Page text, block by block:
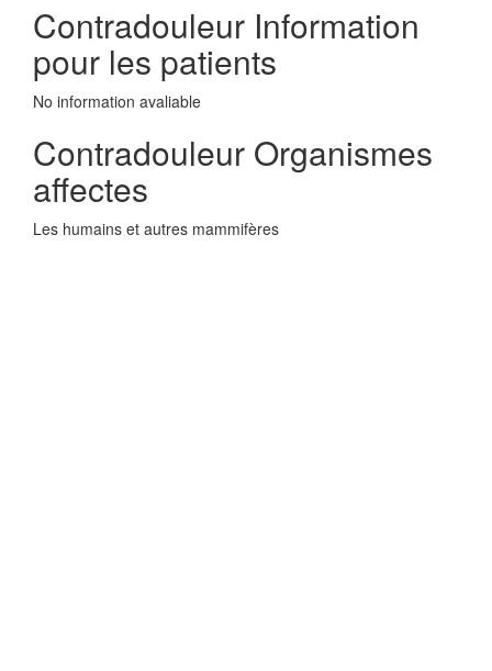
Contradouleur Information
pour les patients
No information avaliable
Contradouleur Organismes
affectes
Les humains et autres mammifères